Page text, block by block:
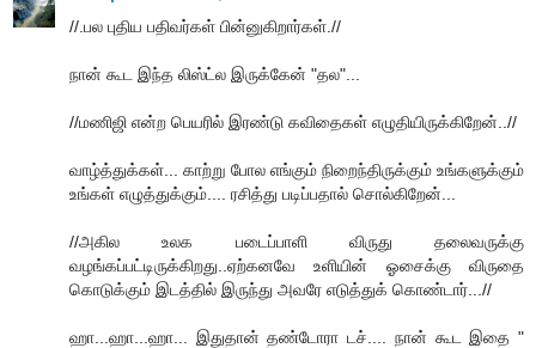
//.பல புதிய பதிவர்கள் பின்னுகிறார்கள்.//
நான் கூட இந்த லிஸ்ட்ல இருக்கேன் "தல"...
//மணிஜி என்ற பெயரில் இரண்டு கவிதைகள் எழுதியிருக்கிறேன்..//
வாழ்த்துக்கள்... காற்று போல எங்கும் நிறைந்திருக்கும் உங்களுக்கும்
உங்கள் எழுத்துக்கும்.... ரசித்து படிப்பதால் சொல்கிறேன்...
//அகில உலக படைப்பாளி விருது தலைவருக்கு
வழங்கப்பட்டிருக்கிறது..ஏற்கனவே உளியின் ஓசைக்கு விருதை
கொடுக்கும் இடத்தில் இருந்து அவரே எடுத்துக் கொண்டார்...//
ஹா...ஹா...ஹா... இதுதான் தண்டோரா டச்.... நான் கூட‌ இதை "